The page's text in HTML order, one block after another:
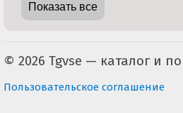
Показать все
Пользовательское соглашение